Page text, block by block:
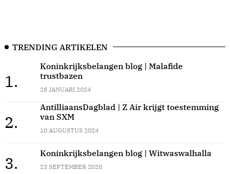
TRENDING ARTIKELEN
1.
Koninkrijksbelangen blog | Malafide
trustbazen
28 JANUARI 2024
2.
AntilliaansDagblad | Z Air krijgt toestemming
van SXM
10 AUGUSTUS 2024
3.
Koninkrijksbelangen blog | Witwaswalhalla
23 SEPTEMBER 2020